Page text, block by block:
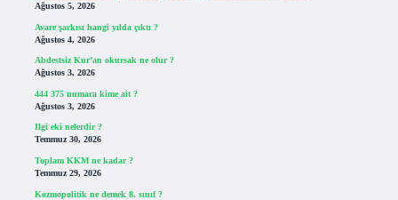
Ağustos 5, 2026
Avare şarkısı hangi yılda çıktı ?
Ağustos 4, 2026
Abdestsiz Kur’an okursak ne olur ?
Ağustos 3, 2026
444 375 numara kime ait ?
Ağustos 3, 2026
Ilgi eki nelerdir ?
Temmuz 30, 2026
Toplam KKM ne kadar ?
Temmuz 29, 2026
Kozmopolitik ne demek 8. sınıf ?